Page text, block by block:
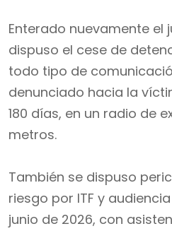
Enterado nuevamente el
dispuso el cese de
todo tipo de
denunciado hacia la
180 días, en un radio de
metros.
También se dispuso
riesgo por ITF y
junio de 2026, con